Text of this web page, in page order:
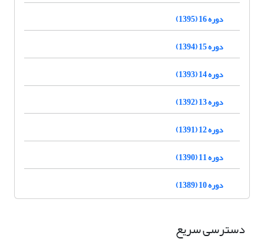
دوره 16 (1395)
دوره 15 (1394)
دوره 14 (1393)
دوره 13 (1392)
دوره 12 (1391)
دوره 11 (1390)
دوره 10 (1389)
دسترسی سریع